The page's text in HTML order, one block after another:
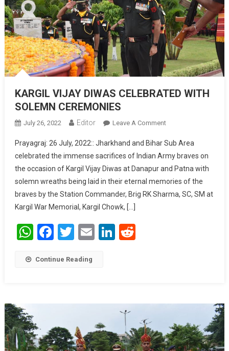
KARGIL VIJAY DIWAS CELEBRATED WITH
SOLEMN CEREMONIES
July 26, 2022 Editor Leave A CommentOn KARGIL VIJAY
CELEBRATED WITH
SOLEMN
CEREMONIES
Prayagraj: 26 July, 2022:: Jharkhand and Bihar Sub Area
celebrated the immense sacrifices of Indian Army braves on
the occasion of Kargil Vijay Diwas at Danapur and Patna with
solemn wreaths being laid in their eternal memories of the
braves by the Station Commander, Brig RK Sharma, SC, SM at
Kargil War Memorial, Kargil Chowk, […]
WhatsApp
Facebook
Twitter
EmailLinkedIn
Reddit
Continue Reading